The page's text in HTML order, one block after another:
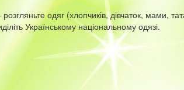
одяг (хлопчиків, дівчаток, мами,
Українському національному одязі.